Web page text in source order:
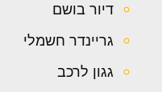
דיור בושם
גריינדר חשמלי
גגון לרכב